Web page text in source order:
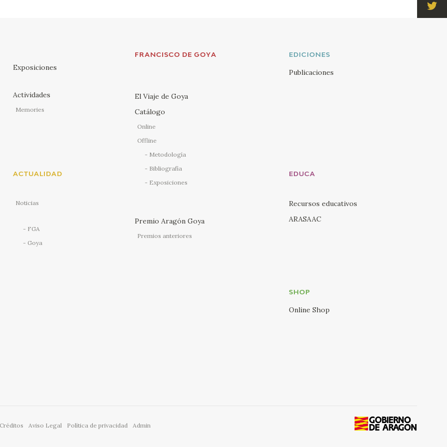
Exposiciones
Actividades
Memories
ACTUALIDAD
Noticias
FGA
Goya
FRANCISCO DE GOYA
El Viaje de Goya
Catálogo
Online
Offline
Metodología
Bibliografía
Exposiciones
Premio Aragón Goya
Premios anteriores
EDICIONES
Publicaciones
SHOP
Online Shop
EDUCA
Recursos educativos
ARASAAC
Créditos Aviso Legal Política de privacidad Admin